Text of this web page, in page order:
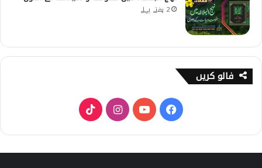
2 ہفتے پہلے
فالو کریں
F
a
c
Y
o
u
n
s
T
i
k